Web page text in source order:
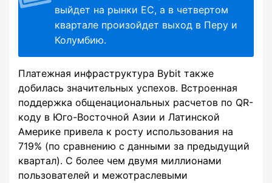
выйдет на рынки ЕС, а в четвертом
квартале произойдет выход в Перу и
Колумбию.
Платежная инфраструктура Bybit также
добилась значительных успехов. Встроенная
поддержка общенациональных расчетов по QR-
коду в Юго-Восточной Азии и Латинской
Америке привела к росту использования на
719% (по сравнению с данными за предыдущий
квартал). С более чем двумя миллионами
пользователей и межотраслевыми